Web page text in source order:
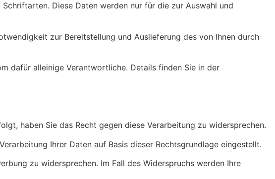
Diese Daten werden nur für die zur Auswahl und
zur Bereitstellung und Auslieferung des von Ihnen durch
dafür alleinige Verantwortliche. Details finden Sie in der
haben Sie das Recht gegen diese Verarbeitung zu widersprechen.
Ihrer Daten auf Basis dieser Rechtsgrundlage eingestellt.
zu widersprechen. Im Fall des Widerspruchs werden Ihre